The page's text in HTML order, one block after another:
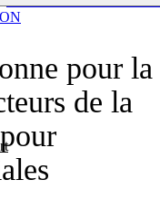
pour la
de la